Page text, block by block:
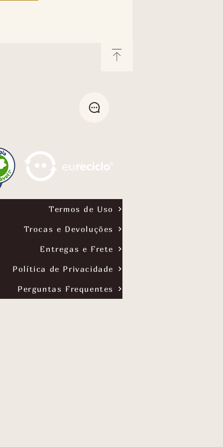
Termos de Uso
Trocas e Devoluções
Entregas e Frete
Política de Privacidade
Perguntas Frequentes